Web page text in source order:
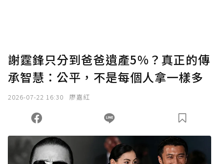
謝霆鋒只分到爸爸遺產5%？真正的傳
承智慧：公平，不是每個人拿一樣多
2026-07-22 16:30 廖嘉紅